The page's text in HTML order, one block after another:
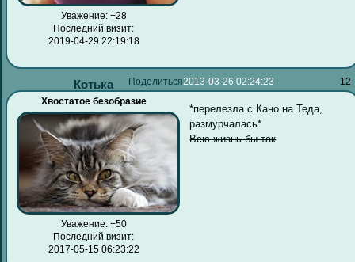
Уважение: +28
Последний визит:
2019-04-29 22:19:18
Поделиться 12
2013-03-26 02:24:23
Котька
Хвостатое безобразие
Уважение: +50
Последний визит:
2017-05-15 06:23:22
*перелезла с Кано на Теда,
размурчалась*
Всю жизнь бы так